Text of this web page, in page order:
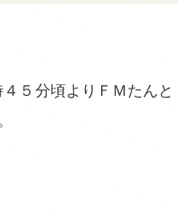
５分頃よりＦＭたんと